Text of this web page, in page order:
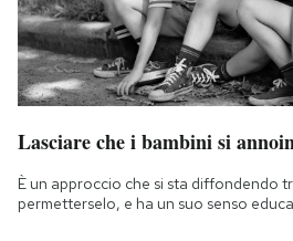
Lasciare che i bambini si
È un approccio che si sta diffondendo
permetterselo, e ha un suo senso